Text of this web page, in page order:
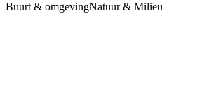
Buurt & omgevingNatuur & Milieu